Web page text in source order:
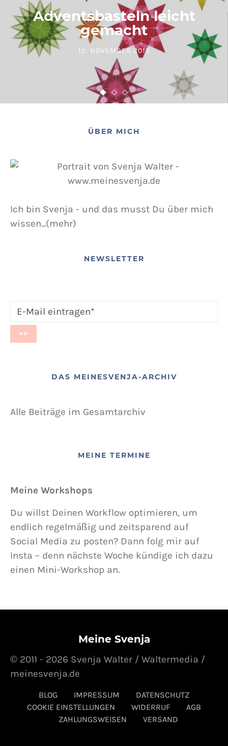
Adventsbasteln leicht
gemacht
POSTED ON
12. NOVEMBER 2015
ÜBER MICH
Ich bin Svenja - und das musst Du über mich
wissen...(mehr)
NEWSLETTER
DAS MEINESVENJA-ARCHIV
Alle Beiträge im Gesamtarchiv
MEINE TERMINE
Meine Workshops
Du willst Deinen Workflow optimieren, um
endlich regelmäßig und zeitsparend auf
Social Media zu posten? Dann folg mir auf
Insta – denn nächste Woche kündige ich dazu
einen Mini-Workshop an.
Meine Svenja
BLOG IMPRESSUM
DATENSCHUTZ
COOKIE EINSTELLUNGEN
WIDERRUF
AGB
ZAHLUNGSWEISEN
VERSAND
© 2011 - 2026 Svenja Walter / Waltermedia /
meinesvenja.de